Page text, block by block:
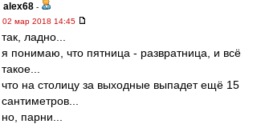
alex68 -
02 мар 2018 14:45
так, ладно...
я понимаю, что пятница - развратница, и всё
такое...
что на столицу за выходные выпадет ещё 15
сантиметров...
но, парни...